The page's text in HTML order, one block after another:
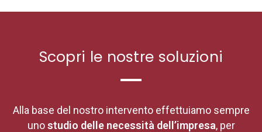
Manutenzione & Assistenza
Chi siamo
Clienti
Lavora con noi
Assistenza remota
Scopri le nostre soluzioni
Alla base del nostro intervento effettuiamo sempre
unostudio delle necessità dell’impresa, per